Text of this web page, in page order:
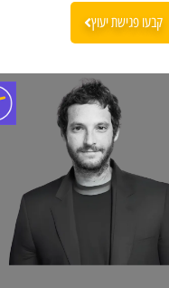
קבעו פגישת יעוץ